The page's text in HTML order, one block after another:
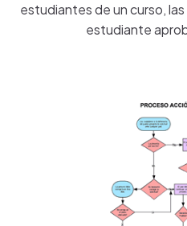
estudiantes de un curso,
estudiante